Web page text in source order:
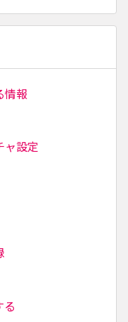
情報
ャ設定
る